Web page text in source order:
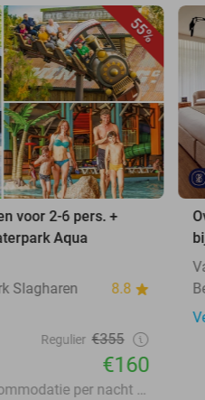
55%
voor 2-6 pers. +
Aqua
Slagharen
8.8
Regulier €355
€160
Excl. ca. €8,50 per accommodatie per nacht aan lokale heffingen